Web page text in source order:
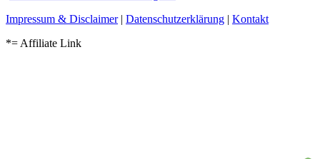
Impressum & Disclaimer| Datenschutzerklärung | Kontakt
*= Affiliate Link